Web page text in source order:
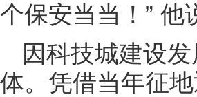
个保安当当！” 他
因科技城建设
体。凭借当年征